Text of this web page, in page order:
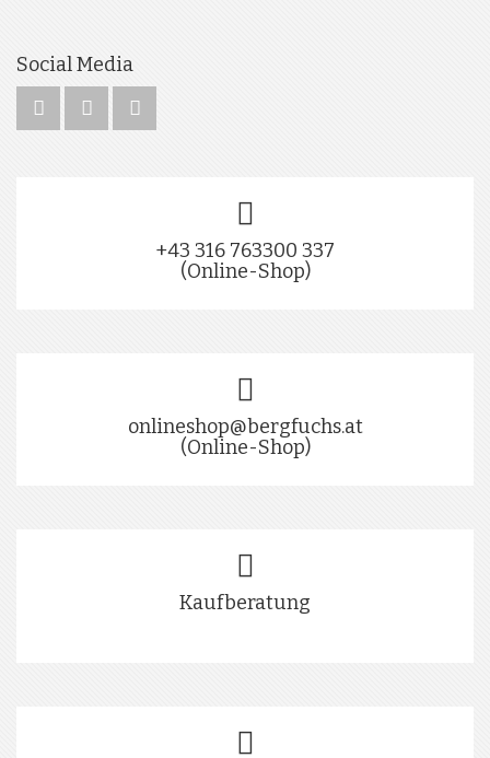
Social Media
+43 316 763300 337
(Online-Shop)
onlineshop@bergfuchs.at
(Online-Shop)
Kaufberatung